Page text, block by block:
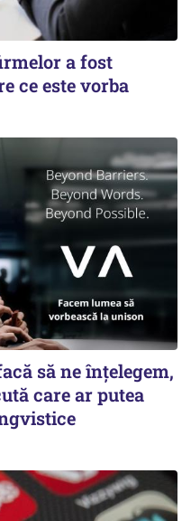
a fost
ce este vorba
să ne înțelegem,
care ar putea